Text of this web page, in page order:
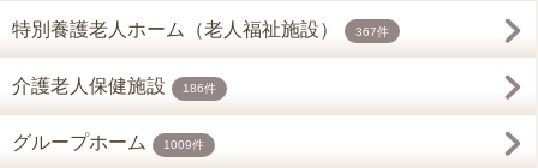
特別養護老人ホーム（老人福祉施設） 367件
介護老人保健施設 186件
グループホーム 1009件